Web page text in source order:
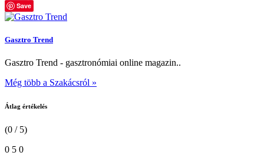
Save
Gasztro Trend
Gasztro Trend - gasztronómiai online magazin..
Még több a Szakácsról »
Átlag értékelés
(0 / 5)
0 5 0